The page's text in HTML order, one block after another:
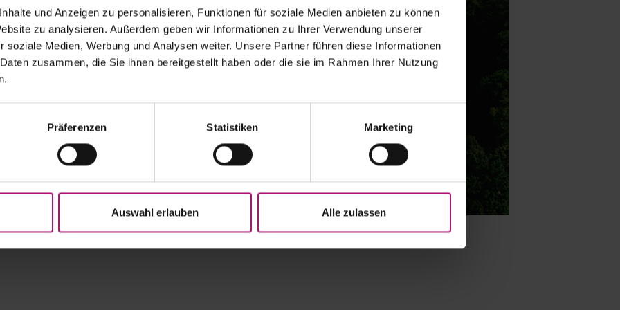
und Anzeigen zu personalisieren, Funktionen für soziale Medien anbieten zu können
zu analysieren. Außerdem geben wir Informationen zu Ihrer Verwendung unserer
soziale Medien, Werbung und Analysen weiter. Unsere Partner führen diese Informationen
zusammen, die Sie ihnen bereitgestellt haben oder die sie im Rahmen Ihrer Nutzung
Präferenzen Statistiken Marketing
Auswahl erlauben Alle zulassen
Teilnehmerinnenfeld,
OPEN und den
bietet die
zur richtigen Zeit.
der Vorbereitung
Wimbledon.
Berlin: